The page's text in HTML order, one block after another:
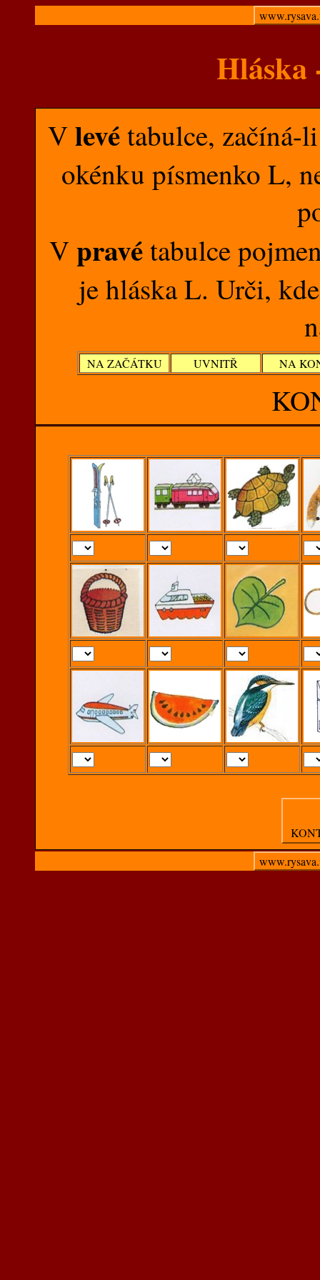
Hláska
Vlevétabulce, začíná-
okénku písmenko L,
Vpravétabulce
je hláska L. Urči,
NA ZAČÁTKU UVNITŘ NA